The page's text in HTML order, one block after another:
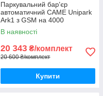
Паркувальний бар'єр
автоматичний CAME Unipark
Ark1 з GSM на 4000
абонентів
В наявності
20 343 ₴/комплект
20 600 ₴/комплект
Купити